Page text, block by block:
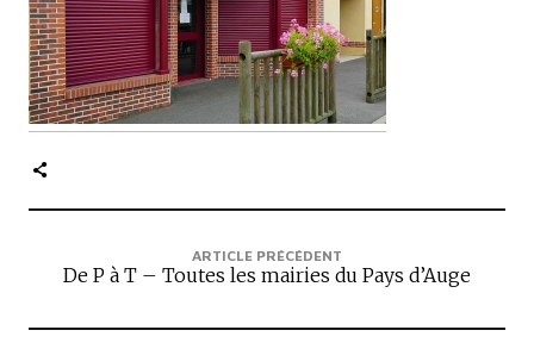
p
a
l
e
ARTICLE PRÉCÉDENT
De P à T – Toutes les mairies du Pays d’Auge